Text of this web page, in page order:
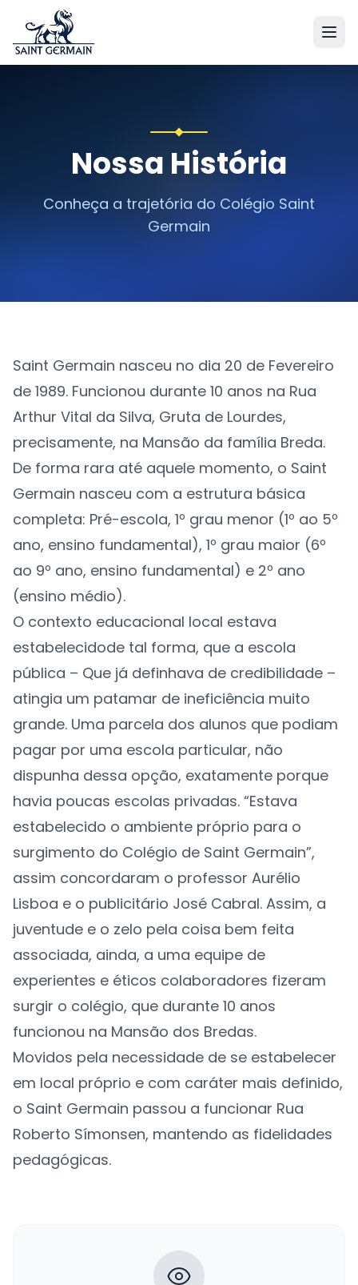
Nossa História
Conheça a trajetória do Colégio Saint
Germain
Saint Germain nasceu no dia 20 de Fevereiro
de 1989. Funcionou durante 10 anos na Rua
Arthur Vital da Silva, Gruta de Lourdes,
precisamente, na Mansão da família Breda.
De forma rara até aquele momento, o Saint
Germain nasceu com a estrutura básica
completa: Pré-escola, 1º grau menor (1º ao 5º
ano, ensino fundamental), 1º grau maior (6º
ao 9º ano, ensino fundamental) e 2º ano
(ensino médio).
O contexto educacional local estava
estabelecidode tal forma, que a escola
pública – Que já definhava de credibilidade –
atingia um patamar de ineficiência muito
grande. Uma parcela dos alunos que podiam
pagar por uma escola particular, não
dispunha dessa opção, exatamente porque
havia poucas escolas privadas. “Estava
estabelecido o ambiente próprio para o
surgimento do Colégio de Saint Germain”,
assim concordaram o professor Aurélio
Lisboa e o publicitário José Cabral. Assim, a
juventude e o zelo pela coisa bem feita
associada, ainda, a uma equipe de
experientes e éticos colaboradores fizeram
surgir o colégio, que durante 10 anos
funcionou na Mansão dos Bredas.
Movidos pela necessidade de se estabelecer
em local próprio e com caráter mais definido,
o Saint Germain passou a funcionar Rua
Roberto Símonsen, mantendo as fidelidades
pedagógicas.